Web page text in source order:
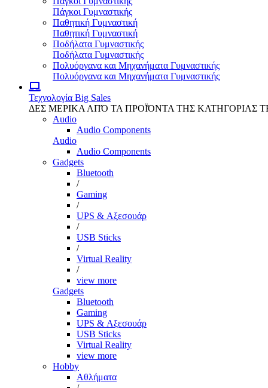
Πάγκοι Γυμναστικής
Παθητική Γυμναστική
Παθητική Γυμναστική
Ποδήλατα Γυμναστικής
Ποδήλατα Γυμναστικής
Πολυόργανα και Μηχανήματα Γυμναστικής
Πολυόργανα και Μηχανήματα Γυμναστικής
Τεχνολογία Big Sales
ΔΕΣ ΜΕΡΙΚΑ ΑΠΌ ΤΑ ΠΡΟΪΌΝΤΑ ΤΗΣ ΚΑΤΗΓΟΡΙΑΣ
Audio
Audio Components
Audio
Audio Components
Gadgets
Bluetooth
/
Gaming
/
UPS & Αξεσουάρ
/
USB Sticks
/
Virtual Reality
/
view more
Gadgets
Bluetooth
Gaming
UPS & Αξεσουάρ
USB Sticks
Virtual Reality
view more
Hobby
Αθλήματα